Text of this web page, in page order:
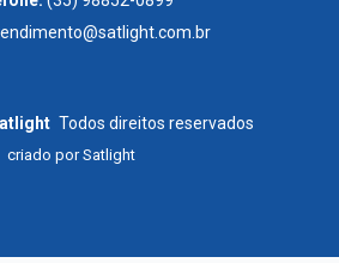
Todos direitos reservados
criado porSatlight